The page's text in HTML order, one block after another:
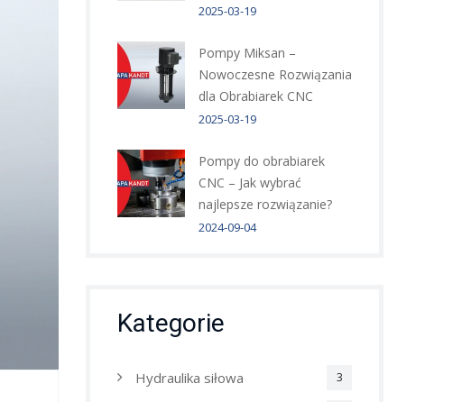
2025-03-19
Pompy Miksan –
Nowoczesne Rozwiązania
dla Obrabiarek CNC
2025-03-19
Pompy do obrabiarek
CNC – Jak wybrać
najlepsze rozwiązanie?
2024-09-04
Kategorie
Hydraulika siłowa 3